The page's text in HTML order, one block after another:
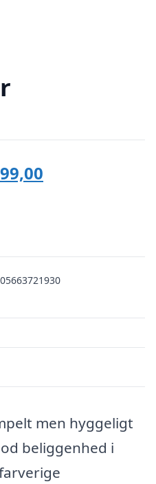
kr. 2.499,00.
men hyggeligt
beliggenhed i